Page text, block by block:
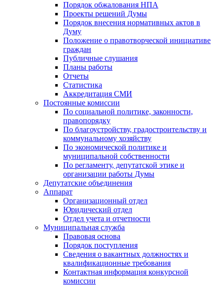
Порядок обжалования НПА
Проекты решений Думы
Порядок внесения нормативных актов в
Думу
Положение о правотворческой инициативе
граждан
Публичные слушания
Планы работы
Отчеты
Статистика
Аккредитация СМИ
Постоянные комиссии
По социальной политике, законности,
правопорядку
По благоустройству, градостроительству и
коммунальному хозяйству
По экономической политике и
муниципальной собственности
По регламенту, депутатской этике и
организации работы Думы
Депутатские объединения
Аппарат
Организационный отдел
Юридический отдел
Отдел учета и отчетности
Муниципальная служба
Правовая основа
Порядок поступления
Сведения о вакантных должностях и
квалификационные требования
Контактная информация конкурсной
комиссии